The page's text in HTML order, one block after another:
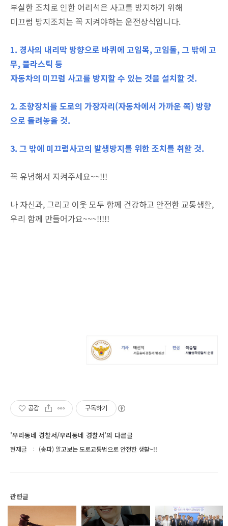
부실한 조치로 인한 어리석은 사고를 방지하기 위해
미끄럼 방지조치는 꼭 지켜야하는 운전상식입니다.
1. 경사의 내리막 방향으로 바퀴에 고임목, 고임돌, 그 밖에 고
무, 플라스틱 등
자동차의 미끄럼 사고를 방지할 수 있는 것을 설치할 것.
2. 조향장치를 도로의 가장자리(자동차에서 가까운 쪽) 방향
으로 돌려놓을 것.
3. 그 밖에 미끄럼사고의 발생방지를 위한 조치를 취할 것.
꼭 유념해서 지켜주세요~~!!!
나 자신과, 그리고 이웃 모두 함께 건강하고 안전한 교통생활,
우리 함께 만들어가요~~~!!!!!
공감 구독하기
'우리동네 경찰서/우리동네 경찰서'의 다른글
현재글 (송파) 알고보는 도로교통법으로 안전한 생활~!!
관련글